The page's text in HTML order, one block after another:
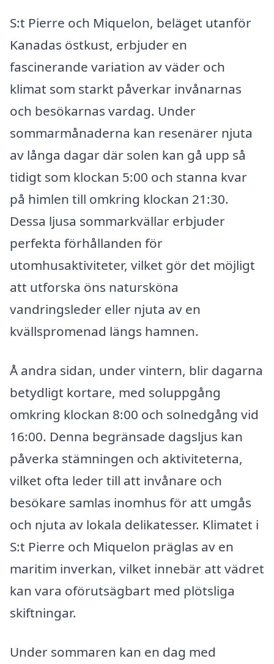
S:t Pierre och Miquelon, beläget utanför
Kanadas östkust, erbjuder en
fascinerande variation av väder och
klimat som starkt påverkar invånarnas
och besökarnas vardag. Under
sommarmånaderna kan resenärer njuta
av långa dagar där solen kan gå upp så
tidigt som klockan 5:00 och stanna kvar
på himlen till omkring klockan 21:30.
Dessa ljusa sommarkvällar erbjuder
perfekta förhållanden för
utomhusaktiviteter, vilket gör det möjligt
att utforska öns natursköna
vandringsleder eller njuta av en
kvällspromenad längs hamnen.
Å andra sidan, under vintern, blir dagarna
betydligt kortare, med soluppgång
omkring klockan 8:00 och solnedgång vid
16:00. Denna begränsade dagsljus kan
påverka stämningen och aktiviteterna,
vilket ofta leder till att invånare och
besökare samlas inomhus för att umgås
och njuta av lokala delikatesser. Klimatet i
S:t Pierre och Miquelon präglas av en
maritim inverkan, vilket innebär att vädret
kan vara oförutsägbart med plötsliga
skiftningar.
Under sommaren kan en dag med